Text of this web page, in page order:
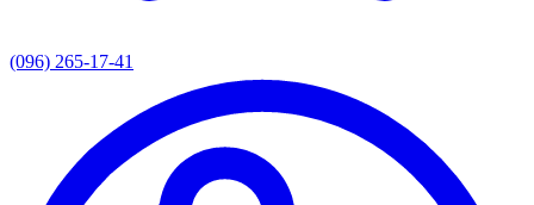
(096) 265-17-41